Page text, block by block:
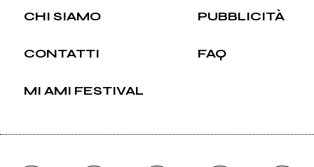
CHI SIAMO PUBBLICITÀ
CONTATTI FAQ
MI AMI FESTIVAL